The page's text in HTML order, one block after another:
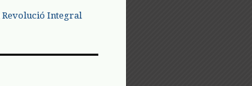
Revolució Integral